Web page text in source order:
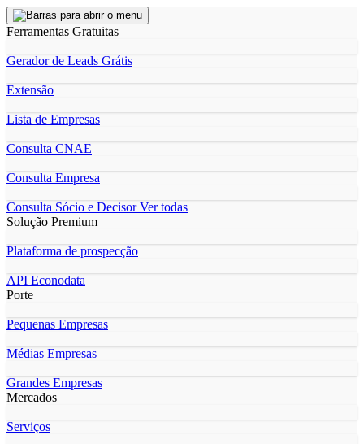
Ferramentas Gratuitas
Gerador de Leads Grátis
Extensão
Lista de Empresas
Consulta CNAE
Consulta Empresa
Consulta Sócio e DecisorVer todas
Solução Premium
Plataforma de prospecção
API Econodata
Porte
Pequenas Empresas
Médias Empresas
Grandes Empresas
Mercados
Serviços